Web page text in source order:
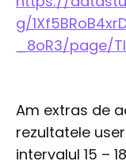
g/
_8oR3/page/
Am extras de
rezultatele
intervalul 15 –